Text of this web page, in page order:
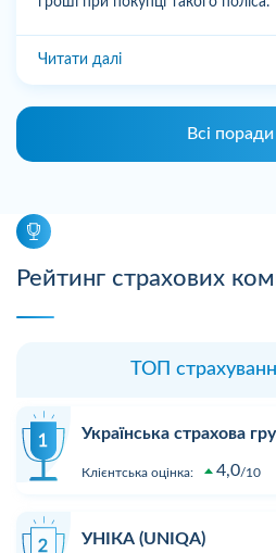
Читати далі
Всі поради
Рейтинг страхових
ТОП
Українська страхова
Клієнтська оцінка: 4,0 10
УНІКА (UNIQA)